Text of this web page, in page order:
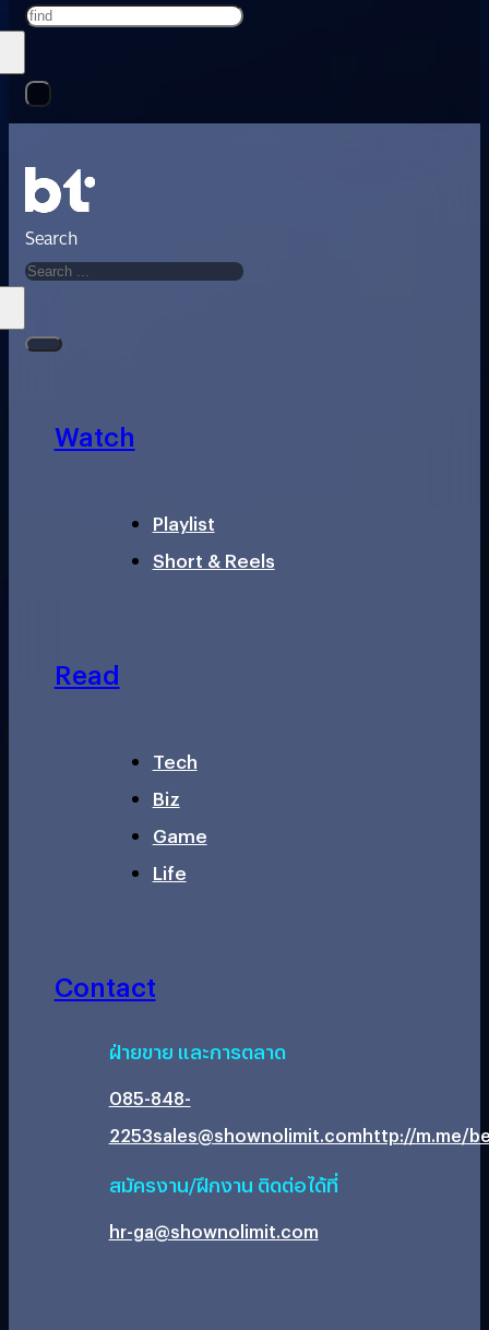
Search
Watch
Playlist
Short & Reels
Read
Tech
Biz
Game
Life
Contact
ฝ่ายขาย และการตลาด
085-848-
2253sales@shownolimit.comhttp://m.me/
สมัครงาน/ฝึกงาน ติดต่อได้ที่
hr-ga@shownolimit.com